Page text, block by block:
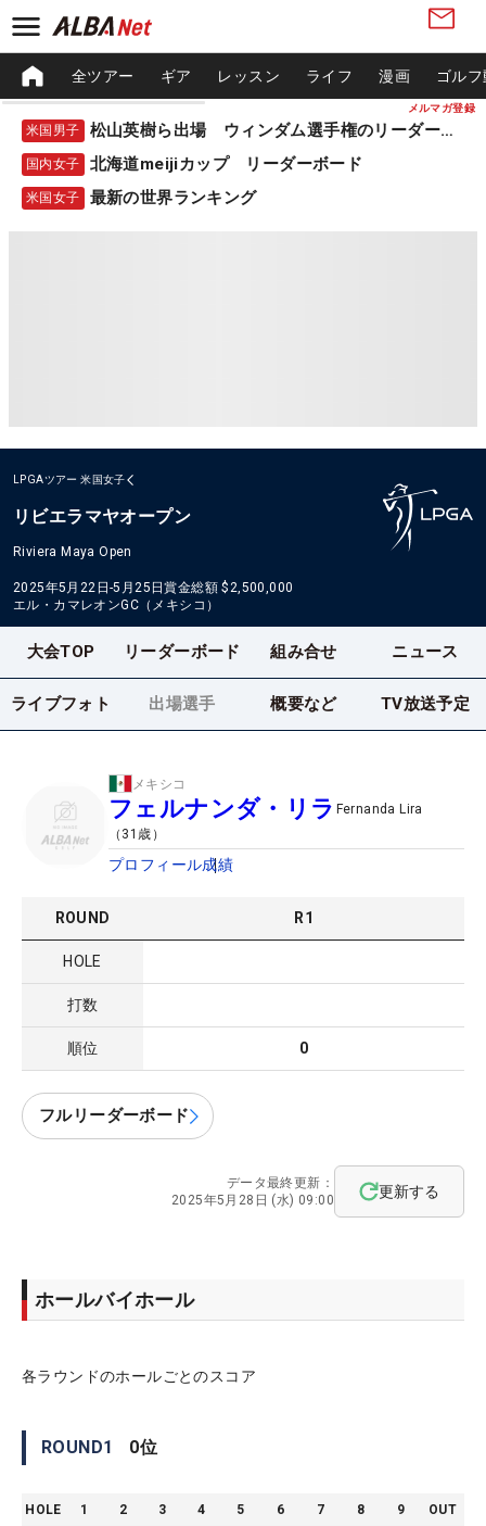
メルマガ登録
全ツアー ギア レッスン ライフ 漫画 ゴル
米国男子 松山英樹ら出場 ウィンダム選手権のリーダーボード
国内女子 北海道meijiカップ リーダーボード
米国女子 最新の世界ランキング
LPGAツアー 米国女子
リビエラマヤオープン
Riviera Maya Open
2025年5月22日-5月25日賞金総額 $2,500,000
エル・カマレオンGC（メキシコ）
大会TOP リーダーボード 組み合せ ニュース
ライブフォト 出場選手 概要など TV放送予定
メキシコ
フェルナンダ・リラ Fernanda Lira
（ 31 歳）
プロフィール成績
ROUND R1
HOLE
打数
順位 0
フルリーダーボード
データ最終更新：
2025年5月28日 (水) 09:00
更新する
ホールバイホール
各ラウンドのホールごとのスコア
ROUND1 0位
HOLE 1 2 3 4 5 6 7 8 9 OUT